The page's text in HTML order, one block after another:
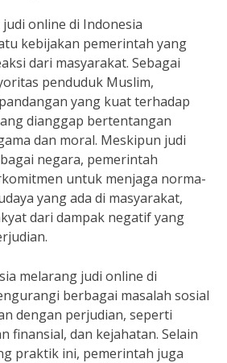
online di Indonesia
kebijakan pemerintah yang
dari masyarakat. Sebagai
penduduk Muslim,
yang kuat terhadap
dianggap bertentangan
dan moral. Meskipun judi
negara, pemerintah
untuk menjaga norma-
yang ada di masyarakat,
dari dampak negatif yang
melarang judi online di
berbagai masalah sosial
dengan perjudian, seperti
finansial, dan kejahatan. Selain
praktik ini, pemerintah juga